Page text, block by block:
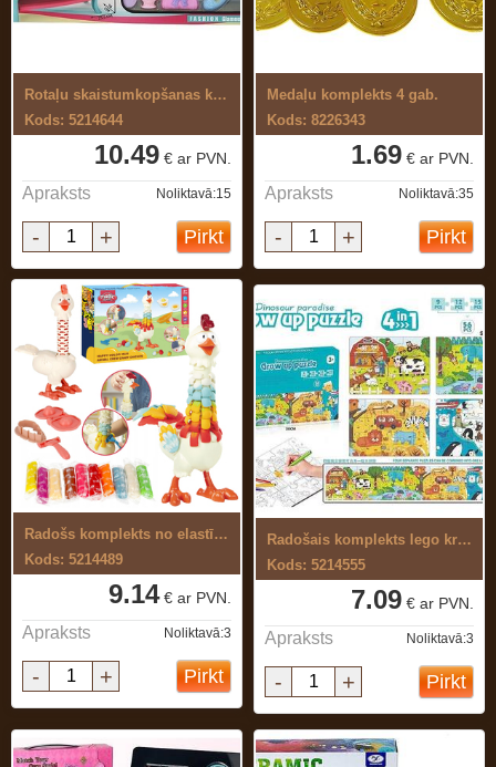
Rotaļu skaistumkopšanas komplekts ar ...
Kods: 5214644
10.49 € ar PVN.
Apraksts Noliktavā:15
- + Pirkt
Medaļu komplekts 4 gab.
Kods: 8226343
1.69 € ar PVN.
Apraksts Noliktavā:35
- + Pirkt
Radošs komplekts no elastīgas, ...
Kods: 5214489
9.14€ ar PVN.
Apraksts Noliktavā:3
- + Pirkt
Radošais komplekts lego krāsošanai
Kods: 5214555
7.09 € ar PVN.
Apraksts Noliktavā:3
- + Pirkt